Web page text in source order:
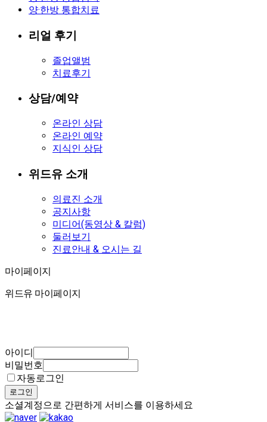
양·한방 통합치료
리얼 후기
졸업앨범
치료후기
상담/예약
온라인 상담
온라인 예약
지식인 상담
위드유 소개
의료진 소개
공지사항
미디어(동영상 & 칼럼)
둘러보기
진료안내 & 오시는 길
마이페이지
마이페이지
위드유 마이페이지
아이디
비밀번호
자동로그인
로그인
소셜계정으로 간편하게 서비스를 이용하세요